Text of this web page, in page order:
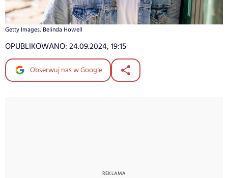
Getty Images, Belinda Howell
OPUBLIKOWANO: 24.09.2024, 19:15
Obserwuj nas w Google